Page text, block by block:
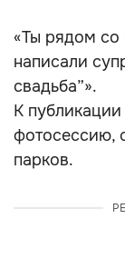
«Ты рядом
написали
свадьба”».
К
фотосессию,
парков.